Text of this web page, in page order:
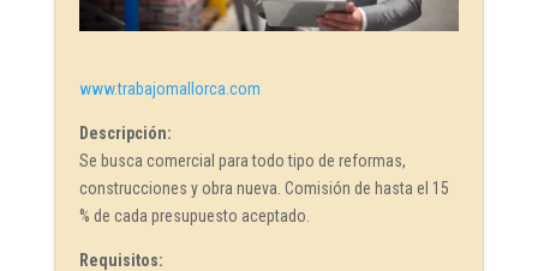
www.trabajomallorca.com
Descripción:
Se busca comercial para todo tipo de reformas,
construcciones y obra nueva. Comisión de hasta el 15
% de cada presupuesto aceptado.
Requisitos: